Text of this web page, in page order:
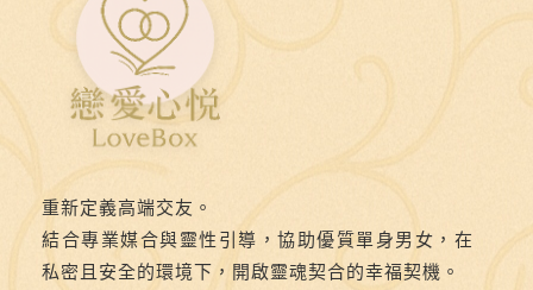
重新定義高端交友。
結合專業媒合與靈性引導，協助優質單身男女，在
私密且安全的環境下，開啟靈魂契合的幸福契機。